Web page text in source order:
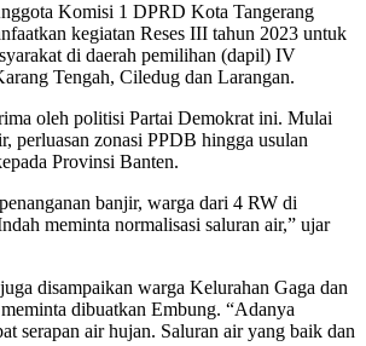
Komisi 1 DPRD Kota Tangerang
kegiatan Reses III tahun 2023 untuk
di daerah pemilihan (dapil) IV
Tengah, Ciledug dan Larangan.
oleh politisi Partai Demokrat ini. Mulai
perluasan zonasi PPDB hingga usulan
Provinsi Banten.
banjir, warga dari 4 RW di
meminta normalisasi saluran air,” ujar
disampaikan warga Kelurahan Gaga dan
dibuatkan Embung. “Adanya
serapan air hujan. Saluran air yang baik dan